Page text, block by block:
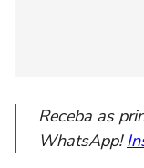
Receba as
WhatsApp!